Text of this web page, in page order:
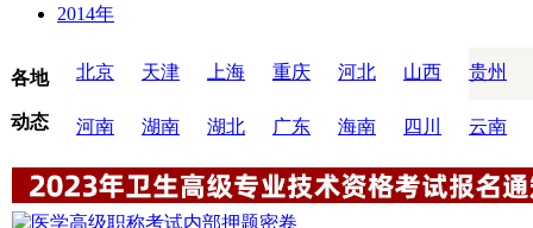
2014年
各地
动态
北京 天津 上海 重庆 河北 山西 贵州
河南 湖南 湖北 广东 海南 四川 云南